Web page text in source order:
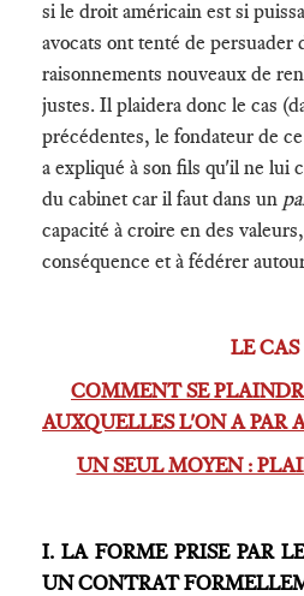
si le droit américain est si
avocats ont tenté de persuader
raisonnements nouveaux de
justes. Il plaidera donc le cas
précédentes, le fondateur de
a expliqué à son fils qu'il ne lui
du cabinet car il faut dans un
capacité à croire en des
conséquence et à fédérer
LE CAS
COMMENT SE
AUXQUELLES L'ON A PAR
UN SEUL MOYEN :
I. LA FORME PRISE PAR
UN CONTRAT